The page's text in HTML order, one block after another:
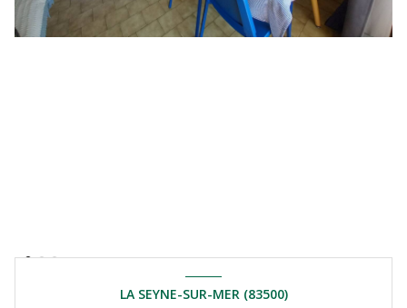
LA SEYNE-SUR-MER (83500)